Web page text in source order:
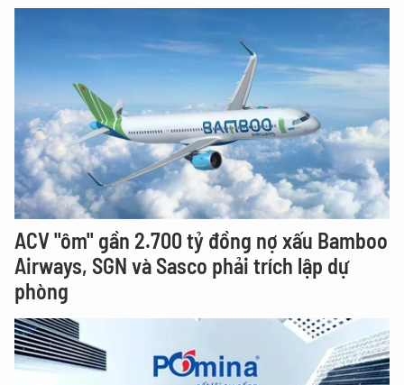
ACV "ôm" gần 2.700 tỷ đồng nợ xấu Bamboo
Airways, SGN và Sasco phải trích lập dự
phòng